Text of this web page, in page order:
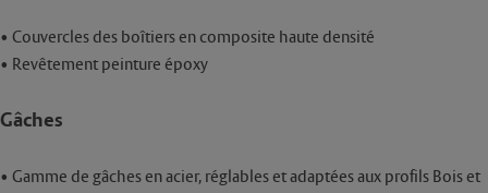
• Couvercles des boîtiers en composite haute densité
• Revêtement peinture époxy
Gâches
• Gamme de gâches en acier, réglables et adaptées aux profils Bois et